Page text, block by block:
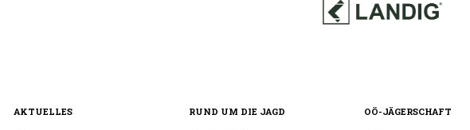
AKTUELLES RUND UM DIE JAGD OÖ-JÄGERSCHAFT